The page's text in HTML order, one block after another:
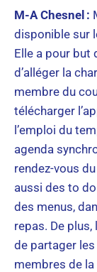
M-A Chesnel :
disponible sur
Elle a pour but
d’alléger la
membre du
télécharger
l’emploi du
agenda
rendez-vous
aussi des to
des menus,
repas. De plus,
de partager
membres de